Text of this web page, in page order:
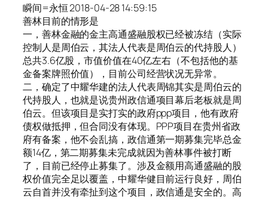
瞬间=永恒 2018-04-28 14:59:15
善林目前的情形是
一，善林金融的金主高通盛融股权已经被冻结（实际
控制人是周伯云，其法人代表是周伯云的代持股人）
总共3.6亿股，市值价值在40亿左右（不包括他的基
金备案牌照价值），目前公司经营状况无异常。
二，确定了中耀华建的法人代表周锦其实是周伯云的
代持股人，也就是说贵州政信通项目幕后老板就是周
伯云。但该项目是实打实的政府ppp项目，他有政府
债权做抵押，但合同没有体现。PPP项目在贵州省政
府有备案，他不会乱搞，政信通第一期募集完毕总金
额14亿，第二期募集未完成就因为善林事件被打断
了，目前已经停止募集了。涉及金额用高通盛融的股
权价值完全足以覆盖，中耀华健目前运行良好，周伯
云自首并没有牵扯到这个项目，政信通是安全的。高